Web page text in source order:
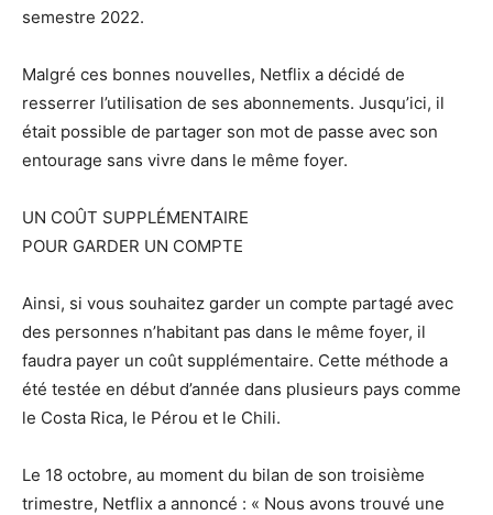
semestre 2022.
Malgré ces bonnes nouvelles, Netflix a décidé de
resserrer l’utilisation de ses abonnements. Jusqu’ici, il
était possible de partager son mot de passe avec son
entourage sans vivre dans le même foyer.
UN COÛT SUPPLÉMENTAIRE
POUR GARDER UN COMPTE
Ainsi, si vous souhaitez garder un compte partagé avec
des personnes n’habitant pas dans le même foyer, il
faudra payer un coût supplémentaire. Cette méthode a
été testée en début d’année dans plusieurs pays comme
le Costa Rica, le Pérou et le Chili.
Le 18 octobre, au moment du bilan de son troisième
trimestre, Netflix a annoncé : « Nous avons trouvé une